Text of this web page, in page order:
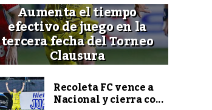
Aumenta el tiempo
efectivo de juego en la
tercera fecha del Torneo
Clausura
Recoleta FC vence a
Nacional y cierra co...